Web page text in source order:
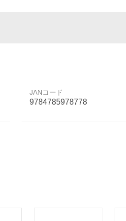
JANコード
9784785978778